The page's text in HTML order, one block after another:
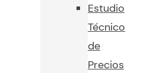
Estudio
Técnico
de
Precios